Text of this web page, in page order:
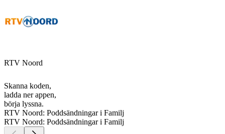
RTV Noord
Skanna koden,
ladda ner appen,
börja lyssna.
RTV Noord: Poddsändningar i Familj
RTV Noord: Poddsändningar i Familj